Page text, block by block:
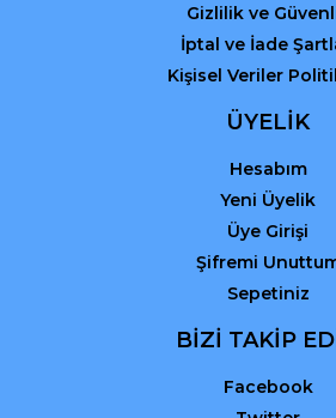
Gizlilik ve
İptal ve İade
Kişisel Veriler
ÜYELİK
Hesabım
Yeni Üyelik
Üye Girişi
Şifremi
Sepetiniz
BİZİ TAKİP
Facebook